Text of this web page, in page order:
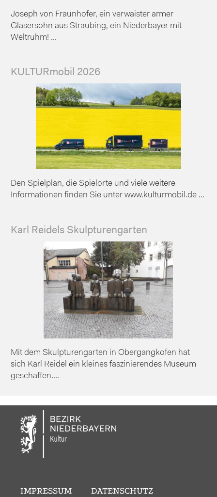
Joseph von Fraunhofer, ein verwaister armer
Glasersohn aus Straubing, ein Niederbayer mit
Weltruhm! ...
KULTURmobil 2026
Den Spielplan, die Spielorte und viele weitere
Informationen finden Sie unter www.kulturmobil.de ...
Karl Reidels Skulpturengarten
Mit dem Skulpturengarten in Obergangkofen hat
sich Karl Reidel ein kleines faszinierendes Museum
geschaffen....
IMPRESSUM DATENSCHUTZ